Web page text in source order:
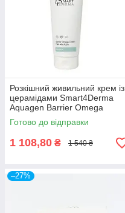
Розкішний живильний крем із
церамідами Smart4Derma
Aquagen Barrier Omega
Cream Rich Multieels 230мл
Готово до відправки
1 108,80 ₴ 1 540 ₴
–27%